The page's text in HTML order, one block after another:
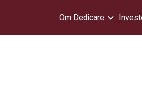
Om Dedicare